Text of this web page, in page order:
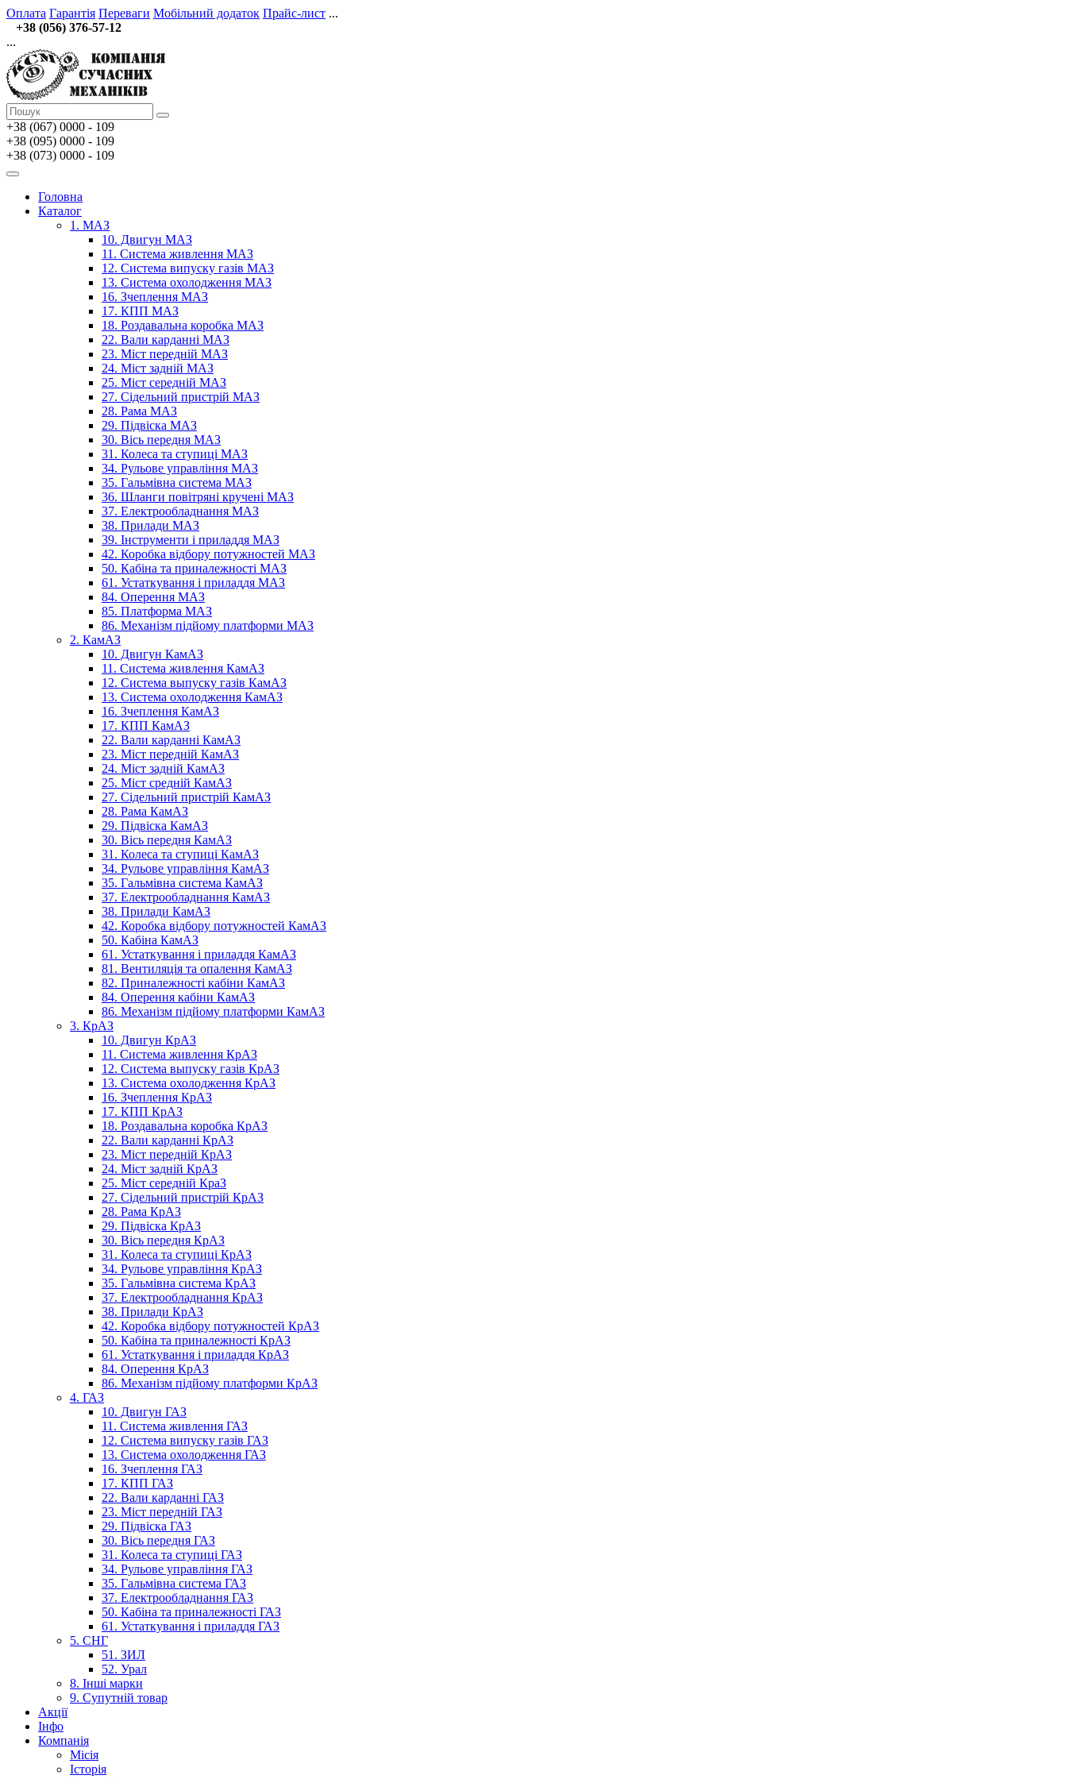
Оплата Гарантія Переваги Мобільний додаток Прайс-лист ...
+38 (056) 376-57-12
...
+38 (067) 0000 - 109
+38 (095) 0000 - 109
+38 (073) 0000 - 109
Головна
Каталог
1. МАЗ
10. Двигун МАЗ
11. Система живлення МАЗ
12. Система випуску газів МАЗ
13. Система охолодження МАЗ
16. Зчеплення МАЗ
17. КПП МАЗ
18. Роздавальна коробка МАЗ
22. Вали карданні МАЗ
23. Міст передній МАЗ
24. Міст задній МАЗ
25. Міст середній МАЗ
27. Сідельний пристрій МАЗ
28. Рама МАЗ
29. Підвіска МАЗ
30. Вісь передня МАЗ
31. Колеса та ступиці МАЗ
34. Рульове управління МАЗ
35. Гальмівна система МАЗ
36. Шланги повітряні кручені МАЗ
37. Електрообладнання МАЗ
38. Прилади МАЗ
39. Інструменти і приладдя МАЗ
42. Коробка відбору потужностей МАЗ
50. Кабіна та приналежності МАЗ
61. Устаткування і приладдя МАЗ
84. Оперення МАЗ
85. Платформа МАЗ
86. Механізм підйому платформи МАЗ
2. КамАЗ
10. Двигун КамАЗ
11. Система живлення КамАЗ
12. Система выпуску газів КамАЗ
13. Система охолодження КамАЗ
16. Зчеплення КамАЗ
17. КПП КамАЗ
22. Вали карданні КамАЗ
23. Міст передній КамАЗ
24. Міст задній КамАЗ
25. Міст средній КамАЗ
27. Сідельний пристрій КамАЗ
28. Рама КамАЗ
29. Підвіска КамАЗ
30. Вісь передня КамАЗ
31. Колеса та ступиці КамАЗ
34. Рульове управління КамАЗ
35. Гальмівна система КамАЗ
37. Електрообладнання КамАЗ
38. Прилади КамАЗ
42. Коробка відбору потужностей КамАЗ
50. Кабіна КамАЗ
61. Устаткування і приладдя КамАЗ
81. Вентиляція та опалення КамАЗ
82. Приналежності кабіни КамАЗ
84. Оперення кабіни КамАЗ
86. Механізм підйому платформи КамАЗ
3. КрАЗ
10. Двигун КрАЗ
11. Система живлення КрАЗ
12. Система выпуску газів КрАЗ
13. Система охолодження КрАЗ
16. Зчеплення КрАЗ
17. КПП КрАЗ
18. Роздавальна коробка КрАЗ
22. Вали карданні КрАЗ
23. Міст передній КрАЗ
24. Міст задній КрАЗ
25. Міст середній КраЗ
27. Сідельний пристрій КрАЗ
28. Рама КрАЗ
29. Підвіска КрАЗ
30. Вісь передня КрАЗ
31. Колеса та ступиці КрАЗ
34. Рульове управління КрАЗ
35. Гальмівна система КрАЗ
37. Електрообладнання КрАЗ
38. Прилади КрАЗ
42. Коробка відбору потужностей КрАЗ
50. Кабіна та приналежності КрАЗ
61. Устаткування і приладдя КрАЗ
84. Оперення КрАЗ
86. Механізм підйому платформи КрАЗ
4. ГАЗ
10. Двигун ГАЗ
11. Система живлення ГАЗ
12. Система випуску газів ГАЗ
13. Система охолодження ГАЗ
16. Зчеплення ГАЗ
17. КПП ГАЗ
22. Вали карданні ГАЗ
23. Міст передній ГАЗ
29. Підвіска ГАЗ
30. Вісь передня ГАЗ
31. Колеса та ступиці ГАЗ
34. Рульове управління ГАЗ
35. Гальмівна система ГАЗ
37. Електрообладнання ГАЗ
50. Кабіна та приналежності ГАЗ
61. Устаткування і приладдя ГАЗ
5. СНГ
51. ЗИЛ
52. Урал
8. Інші марки
9. Супутній товар
Акції
Інфо
Компанія
Місія
Історія